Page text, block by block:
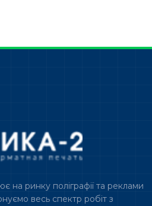
на ринку поліграфії та реклами
весь спектр робіт з